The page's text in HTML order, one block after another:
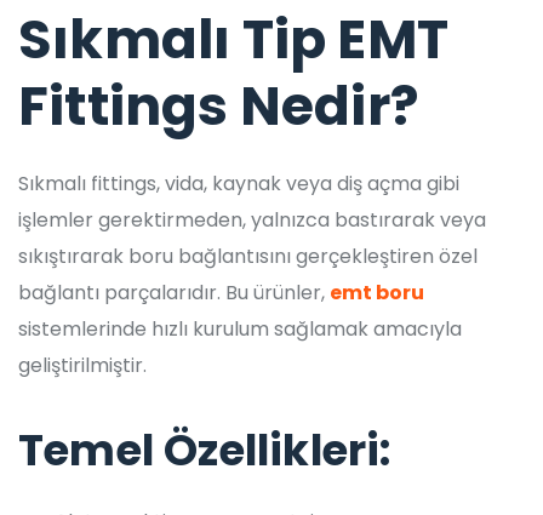
Sıkmalı Tip EMT
Fittings Nedir?
Sıkmalı fittings, vida, kaynak veya diş açma gibi
işlemler gerektirmeden, yalnızca bastırarak veya
sıkıştırarak boru bağlantısını gerçekleştiren özel
bağlantı parçalarıdır. Bu ürünler, emt boru
sistemlerinde hızlı kurulum sağlamak amacıyla
geliştirilmiştir.
Temel Özellikleri: